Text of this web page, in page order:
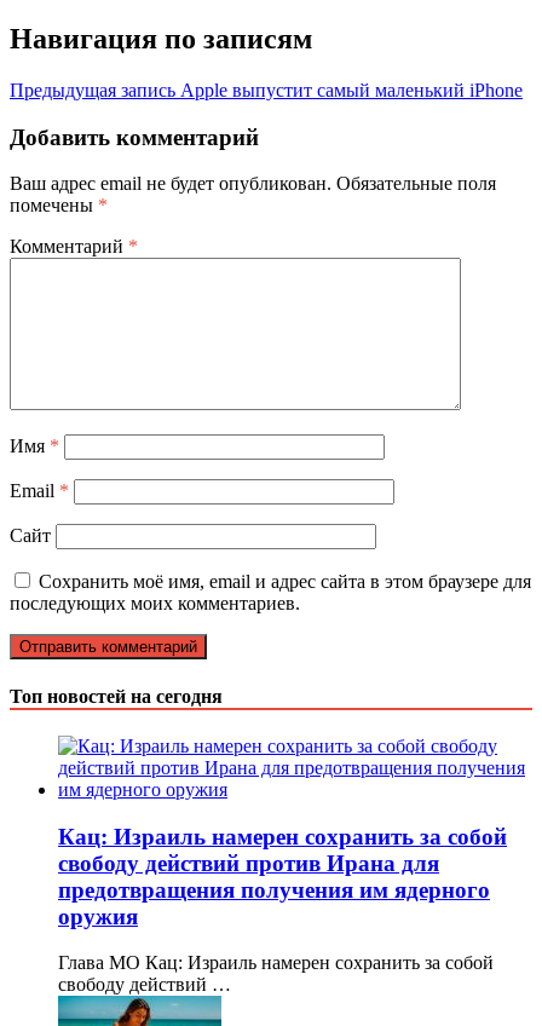
Навигация по записям
Предыдущая запись Apple выпустит самый маленький iPhone
Добавить комментарий
Ваш адрес email не будет опубликован. Обязательные поля
помечены *
Комментарий *
Имя *
Email *
Сайт
Сохранить моё имя, email и адрес сайта в этом браузере для
последующих моих комментариев.
Топ новостей на сегодня
Кац: Израиль намерен сохранить за собой
свободу действий против Ирана для
предотвращения получения им ядерного
оружия
Глава МО Кац: Израиль намерен сохранить за собой
свободу действий …